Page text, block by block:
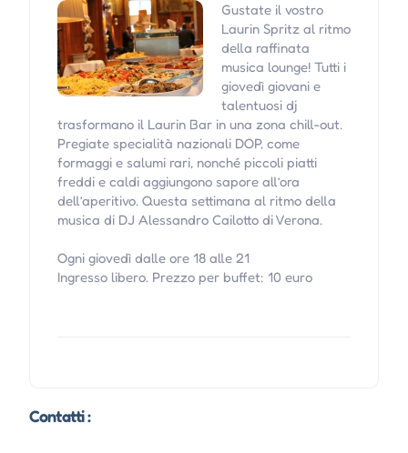
Gustate il vostro
Laurin Spritz al ritmo
della raffinata
musica lounge! Tutti i
giovedì giovani e
talentuosi dj
trasformano il Laurin Bar in una zona chill-out.
Pregiate specialità nazionali DOP, come
formaggi e salumi rari, nonché piccoli piatti
freddi e caldi aggiungono sapore all’ora
dell’aperitivo. Questa settimana al ritmo della
musica di DJ Alessandro Cailotto di Verona.
Ogni giovedì dalle ore 18 alle 21
Ingresso libero. Prezzo per buffet: 10 euro
Contatti :